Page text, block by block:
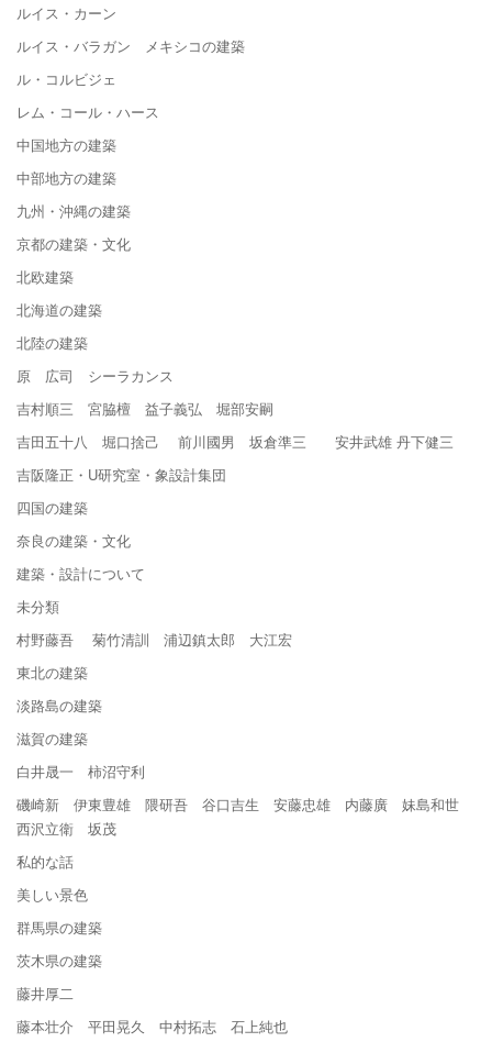
ルイス・カーン
ルイス・バラガン メキシコの建築
ル・コルビジェ
レム・コール・ハース
中国地方の建築
中部地方の建築
九州・沖縄の建築
京都の建築・文化
北欧建築
北海道の建築
北陸の建築
原 広司 シーラカンス
吉村順三 宮脇檀 益子義弘 堀部安嗣
吉田五十八 堀口捨己 前川國男 坂倉準三 安井武雄 丹下健三
吉阪隆正・U研究室・象設計集団
四国の建築
奈良の建築・文化
建築・設計について
未分類
村野藤吾 菊竹清訓 浦辺鎮太郎 大江宏
東北の建築
淡路島の建築
滋賀の建築
白井晟一 柿沼守利
磯崎新 伊東豊雄 隈研吾 谷口吉生 安藤忠雄 内藤廣 妹島和世
西沢立衛 坂茂
私的な話
美しい景色
群馬県の建築
茨木県の建築
藤井厚二
藤本壮介 平田晃久 中村拓志 石上純也